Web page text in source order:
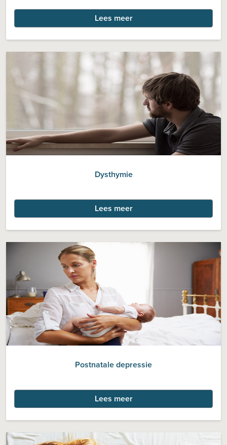
Lees meer
Dysthymie
Lees meer
Postnatale depressie
Lees meer